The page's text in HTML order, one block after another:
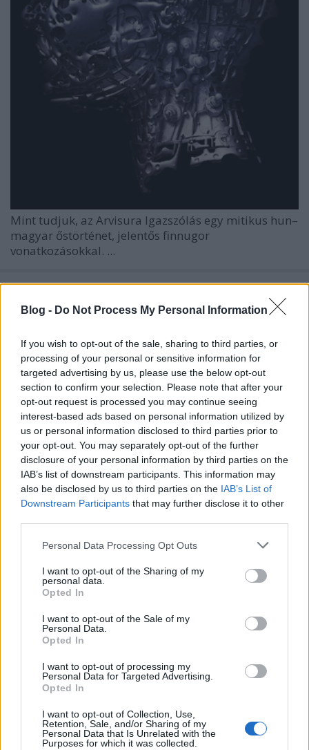
Blog - Do Not Process My Personal Information
If you wish to opt-out of the sale, sharing to third parties, or
processing of your personal or sensitive information for
targeted advertising by us, please use the below opt-out
section to confirm your selection. Please note that after your
opt-out request is processed you may continue seeing
interest-based ads based on personal information utilized by
us or personal information disclosed to third parties prior to
your opt-out. You may separately opt-out of the further
disclosure of your personal information by third parties on the
IAB’s list of downstream participants. This information may
also be disclosed by us to third parties on the IAB’s List of
Downstream Participants that may further disclose it to other
Please note that this website/app uses one or more Google
not limited to your visit or usage behaviour. You may click to
grant or deny consent to Google and its third-party tags to
use your data for below specified purposes in below Google
consent section.
Personal Data Processing Opt Outs
I want to opt-out of the Sharing of my
personal data.
Opted In
I want to opt-out of the Sale of my
Personal Data.
Opted In
I want to opt-out of processing my
Personal Data for Targeted Advertising.
Opted In
I want to opt-out of Collection, Use,
Retention, Sale, and/or Sharing of my
Personal Data that Is Unrelated with the
Purposes for which it was collected.
Mint tudjuk, az Arvisura Igazszólás egy mitikus hun–
magyar őstörténet, jelentős finnugor
vonatkozásokkal. ...
Első piréz arvisurák